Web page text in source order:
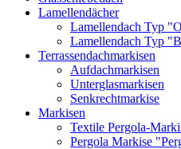
Lamellendächer
Lamellendach Typ
Lamellendach Typ
Terrassendachmarkisen
Aufdachmarkisen
Unterglasmarkisen
Senkrechtmarkise
Markisen
Textile Pergola-
Pergola Markise